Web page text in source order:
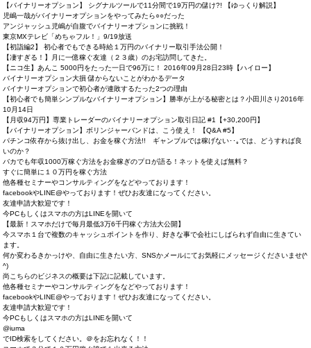
【バイナリーオプション】 シグナルツールで11分間で19万円の儲け?! 【ゆっくり解説】
児嶋一哉がバイナリーオプションをやってみたら○○だった
アンジャッシュ児嶋が自腹でバイナリーオプションに挑戦！
東京MXテレビ「めちゃフル！」9/19放送
【初詣編2】 初心者でもできる時給１万円のバイナリー取引手法公開！
【凄すぎる！】月に一億稼ぐ友達（２３歳）のお宅訪問してきた。
【ニコ生】あんこ 5000円をたった一日で96万に！ 2016年09月28日23時【ハイロー】
バイナリーオプション大損 儲からないことがわかるデータ
バイナリーオプションで初心者が連敗するたった2つの理由
【初心者でも簡単シンプルなバイナリーオプション】勝率が上がる秘密とは？小田川さり2016年
10月14日
【月収94万円】専業トレーダーのバイナリーオプション取引日記 #1【+30,200円】
【バイナリーオプション】ボリンジャーバンドは、こう使え！ 【Q&A #5】
パチンコ依存から抜け出し、お金を稼ぐ方法!! ギャンブルでは稼げない･･｡では、どうすれば良
いのか？
バカでも年収1000万稼ぐ方法をお金稼ぎのプロが語る！ネットを使えば無料？
すぐに簡単に１０万円を稼ぐ方法
他各種セミナーやコンサルティングをなどやっております！
facebookやLINE@やっております！ぜひお友達になってください。
友達申請大歓迎です！
今PCもしくはスマホの方はLINEを開いて
【最新！スマホだけで毎月最低3万6千円稼ぐ方法大公開】
今スマホ１台で複数のキャッシュポイントを作り、好きな事で会社にしばられず自由に生きてい
ます。
何か変わるきかっけや、自由に生きたい方、SNSかメールにてお気軽にメッセージくだ­­さいませ(^
^)
尚こちらのビジネスの概要は下記に記載しています。
他各種セミナーやコンサルティングをなどやっております！
facebookやLINE@やっております！ぜひお友達になってください。
友達申請大歓迎です！
今PCもしくはスマホの方はLINEを開いて
@iuma
でID検索をしてください。＠をお忘れなく！！